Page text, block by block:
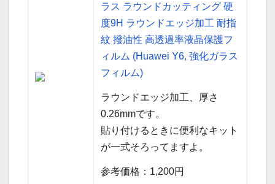
ラス ラウンドカッティング 硬
度9H ラウンドエッジ加工 耐指
紋 撥油性 高透過率液晶保護フ
ィルム (Huawei Y6, 強化ガラス
フィルム)
ラウンドエッジ加工、厚さ
0.26mmです。
貼り付けるときに便利なキット
が一式そろってますよ。
参考価格：1,200円